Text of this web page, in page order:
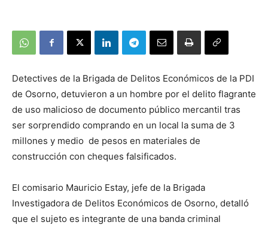
Detectives de la Brigada de Delitos Económicos de la PDI
de Osorno, detuvieron a un hombre por el delito flagrante
de uso malicioso de documento público mercantil tras
ser sorprendido comprando en un local la suma de 3
millones y medio de pesos en materiales de
construcción con cheques falsificados.
El comisario Mauricio Estay, jefe de la Brigada
Investigadora de Delitos Económicos de Osorno, detalló
que el sujeto es integrante de una banda criminal